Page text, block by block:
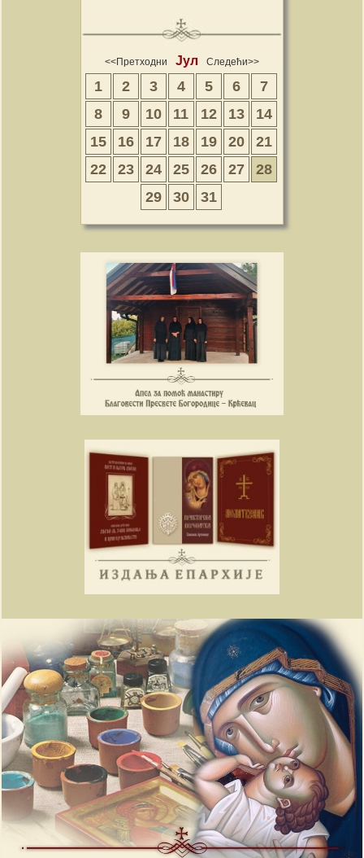
<<Претходни Јул Следећи>>
1 2 3 4 5 6
7
8
9 10 11 12 13
14
15
16 17 18 19 20
21
22
23 24 25 26 27
28
29
30 31